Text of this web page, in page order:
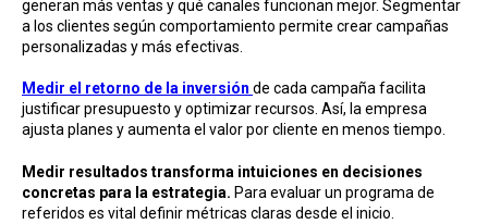
generan más ventas y qué canales funcionan mejor. Segmentar
a los clientes según comportamiento permite crear campañas
personalizadas y más efectivas.
Medir el retorno de la inversión de cada campaña facilita
justificar presupuesto y optimizar recursos. Así, la empresa
ajusta planes y aumenta el valor por cliente en menos tiempo.
Medir resultados transforma intuiciones en decisiones
concretas para la estrategia. Para evaluar un programa de
referidos es vital definir métricas claras desde el inicio.